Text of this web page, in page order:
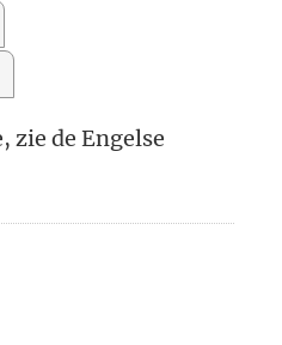
zie de Engelse
via Mastodon